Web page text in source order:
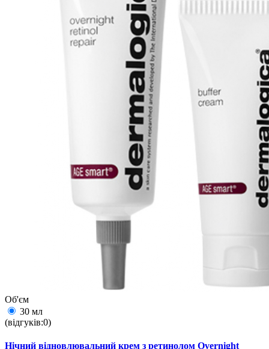
Об'єм
30 мл
(відгуків:0)
Нічний відновлювальний крем з ретинолом Overnight